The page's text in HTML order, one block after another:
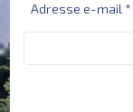
CONTACT
Adresse e-mail *